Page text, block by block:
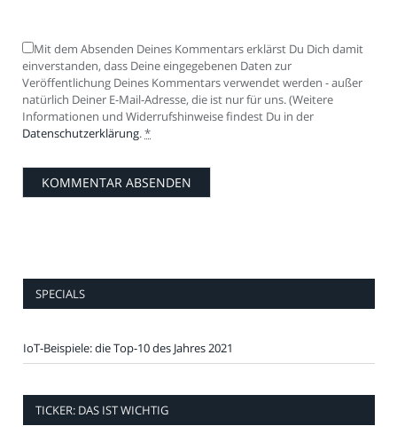
Mit dem Absenden Deines Kommentars erklärst Du Dich damit
einverstanden, dass Deine eingegebenen Daten zur
Veröffentlichung Deines Kommentars verwendet werden - außer
natürlich Deiner E-Mail-Adresse, die ist nur für uns. (Weitere
Informationen und Widerrufshinweise findest Du in der
Datenschutzerklärung.*
SPECIALS
IoT-Beispiele: die Top-10 des Jahres 2021
TICKER: DAS IST WICHTIG